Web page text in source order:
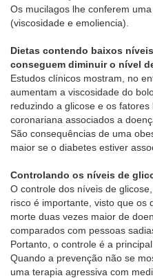
Os mucilagos lhe conferem
(viscosidade e emoliencia).
Dietas contendo baixos
conseguem diminuir o nível
Estudos clínicos mostram, no
aumentam a viscosidade do
reduzindo a glicose e os
coronariana associados a
São consequências de uma
maior se o diabetes estiver
Controlando os níveis de
O controle dos níveis de
risco é importante, visto que os
morte duas vezes maior de
comparados com pessoas
Portanto, o controle é a
Quando a prevenção não se
uma terapia agressiva com